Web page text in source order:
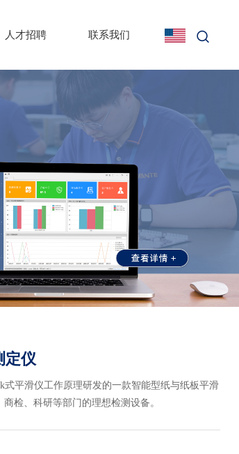
人才招聘 联系我们 
定仪
式平滑仪工作原理研发的一款智能型纸与纸板平滑
检、科研等部门的理想检测设备。